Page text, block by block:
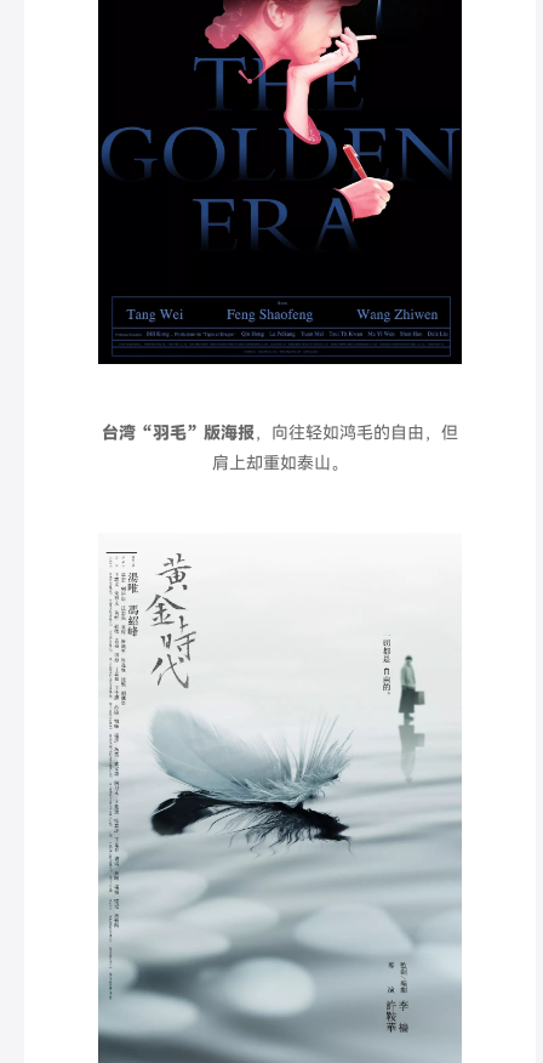
台湾“羽毛” 版海报，向往轻如鸿毛的自由，但
肩上却重如泰山。